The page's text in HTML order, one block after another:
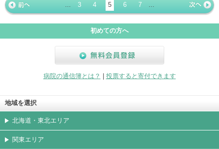
« 前ペー
ジ
3 4 5 6 7
次ページ
»
初めての方へ
病院の通信簿とは？
投票すると寄付できます
地域を選択
北海道・東北エリア
関東エリア